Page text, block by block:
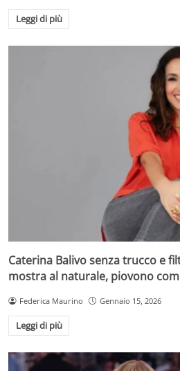
Leggi di più
Caterina Balivo senza trucco e
mostra al naturale, piovono
Federica Maurino Gennaio 15, 2026
Leggi di più